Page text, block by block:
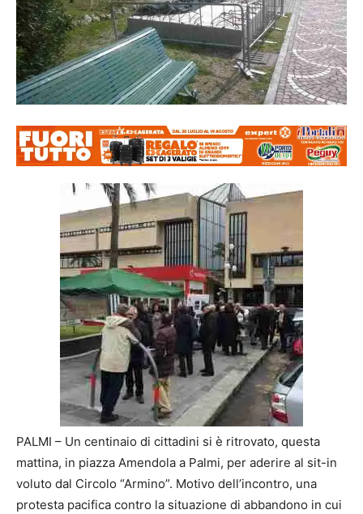
PALMI – Un centinaio di cittadini si è ritrovato, questa
mattina, in piazza Amendola a Palmi, per aderire al sit-in
voluto dal Circolo “Armino”. Motivo dell’incontro, una
protesta pacifica contro la situazione di abbandono in cui